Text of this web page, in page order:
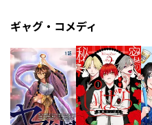
ギャグ・コメディ